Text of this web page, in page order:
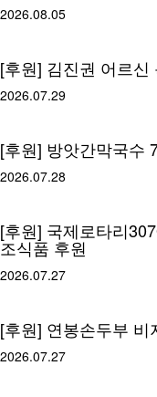
2026.08.05
[후원] 김진권 어르신
2026.07.29
[후원] 방앗간막국수
2026.07.28
[후원] 국제로타리
조식품 후원
2026.07.27
[후원] 연봉손두부 비
2026.07.27